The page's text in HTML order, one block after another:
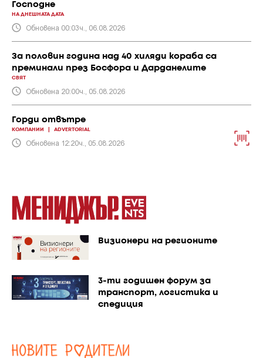
Господне
НА ДНЕШНАТА ДАТА
Обновена 00:03ч., 06.08.2026
За половин година над 40 хиляди кораба са
преминали през Босфора и Дарданелите
СВЯТ
Обновена 20:00ч., 05.08.2026
Горди отвътре
КОМПАНИИ ADVERTORIAL
Обновена 12:20ч., 05.08.2026
Визионери на регионите
3-ти годишен форум за
транспорт, логистика и
спедиция